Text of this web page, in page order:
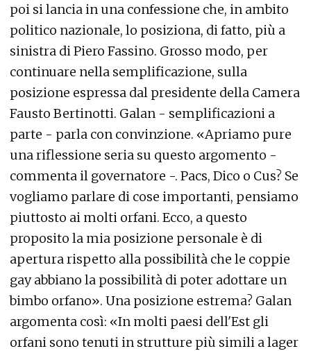
poi si lancia in una confessione che, in ambito
politico nazionale, lo posiziona, di fatto, più a
sinistra di Piero Fassino. Grosso modo, per
continuare nella semplificazione, sulla
posizione espressa dal presidente della Camera
Fausto Bertinotti. Galan - semplificazioni a
parte - parla con convinzione. «Apriamo pure
una riflessione seria su questo argomento -
commenta il governatore -. Pacs, Dico o Cus? Se
vogliamo parlare di cose importanti, pensiamo
piuttosto ai molti orfani. Ecco, a questo
proposito la mia posizione personale è di
apertura rispetto alla possibilità che le coppie
gay abbiano la possibilità di poter adottare un
bimbo orfano». Una posizione estrema? Galan
argomenta così: «In molti paesi dell'Est gli
orfani sono tenuti in strutture più simili a lager